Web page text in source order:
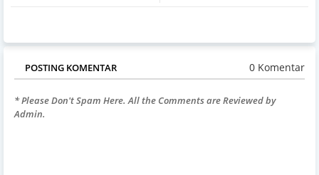
POSTING KOMENTAR 0 Komentar
* Please Don't Spam Here. All the Comments are Reviewed by
Admin.